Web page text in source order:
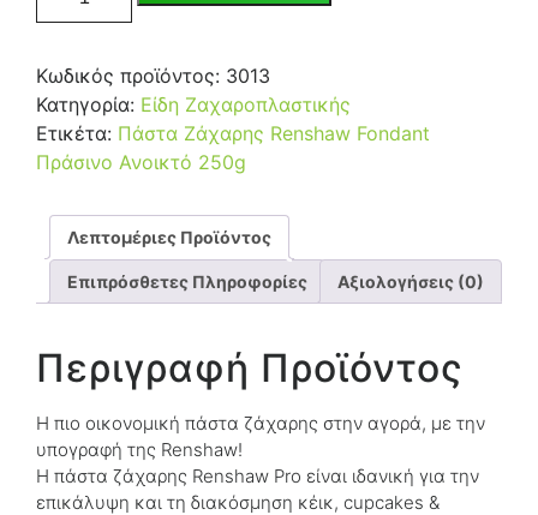
Κωδικός προϊόντος: 3013
Κατηγορία: Είδη Ζαχαροπλαστικής
Ετικέτα: Πάστα Ζάχαρης Renshaw Fondant
Πράσινο Ανοικτό 250g
Λεπτομέριες Προϊόντος
Επιπρόσθετες Πληροφορίες Αξιολογήσεις (0)
Περιγραφή Προϊόντος
Η πιο οικονομική πάστα ζάχαρης στην αγορά, με την
υπογραφή της Renshaw!
Η πάστα ζάχαρης Renshaw Pro είναι ιδανική για την
επικάλυψη και τη διακόσμηση κέικ, cupcakes &